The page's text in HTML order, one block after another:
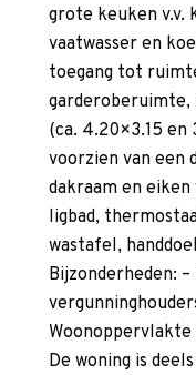
grote keuken v.v.
vaatwasser en
toegang tot
garderoberuimte,
(ca. 4.20×3.15 en
voorzien van een
dakraam en
ligbad,
wastafel,
Bijzonderheden:
Woonoppervlakte
De woning is